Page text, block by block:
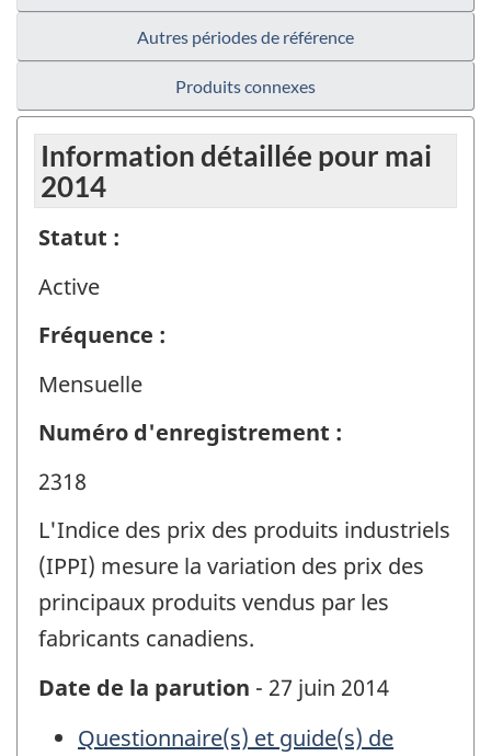
Autres périodes de référence
Produits connexes
Information détaillée pour mai
2014
Statut :
Active
Fréquence :
Mensuelle
Numéro d'enregistrement :
2318
L'Indice des prix des produits industriels
(IPPI) mesure la variation des prix des
principaux produits vendus par les
fabricants canadiens.
Date de la parution - 27 juin 2014
Questionnaire(s) et guide(s) de